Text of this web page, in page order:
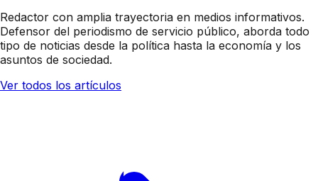
Redactor con amplia trayectoria en medios informativos.
Defensor del periodismo de servicio público, aborda todo
tipo de noticias desde la política hasta la economía y los
asuntos de sociedad.
Ver todos los artículos